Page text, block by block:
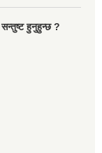
सन्तुष्ट हुनुहुन्छ ?